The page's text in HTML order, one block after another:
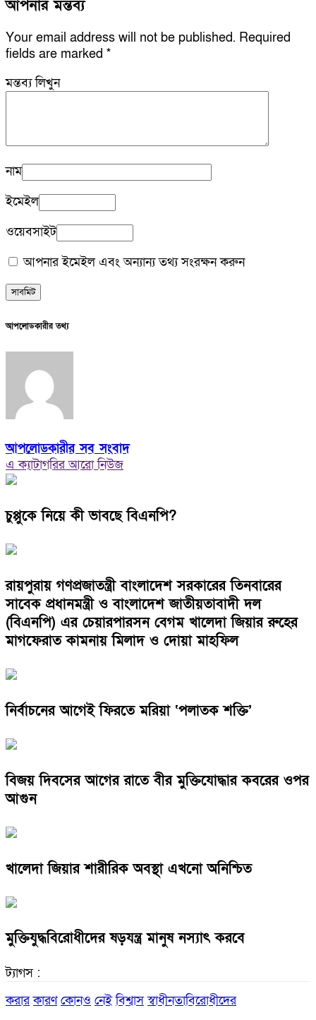
আপনার মন্তব্য
Your email address will not be published. Required
fields are marked *
মন্তব্য লিখুন
নাম
ইমেইল
ওয়েবসাইট
আপনার ইমেইল এবং অন্যান্য তথ্য সংরক্ষন করুন
আপলোডকারীর তথ্য
আপলোডকারীর সব সংবাদ
এ ক্যাটাগরির আরো নিউজ
চুপ্পুকে নিয়ে কী ভাবছে বিএনপি?
রায়পুরায় গণপ্রজাতন্ত্রী বাংলাদেশ সরকারের তিনবারের
সাবেক প্রধানমন্ত্রী ও বাংলাদেশ জাতীয়তাবাদী দল
(বিএনপি) এর চেয়ারপারসন বেগম খালেদা জিয়ার রুহের
মাগফেরাত কামনায় মিলাদ ও দোয়া মাহফিল
নির্বাচনের আগেই ফিরতে মরিয়া ‘পলাতক শক্তি’
বিজয় দিবসের আগের রাতে বীর মুক্তিযোদ্ধার কবরের ওপর
আগুন
খালেদা জিয়ার শারীরিক অবস্থা এখনো অনিশ্চিত
মুক্তিযুদ্ধবিরোধীদের ষড়যন্ত্র মানুষ নস্যাৎ করবে
ট্যাগস :
করার কারণ কোনও নেই বিশ্বাস স্বাধীনতাবিরোধীদের